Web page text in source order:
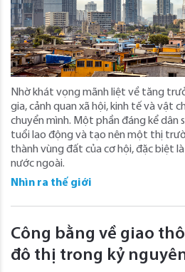
Nhờ khát vọng mãnh liệt về tăng
gia, cảnh quan xã hội, kinh tế và vật
chuyển mình. Một phần đáng kể dân
tuổi lao động và tạo nên một thị
thành vùng đất của cơ hội, đặc biệt
nước ngoài.
Nhìn ra thế giới
Công bằng về giao
đô thị trong kỷ